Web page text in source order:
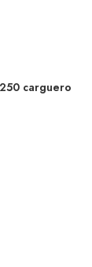
carguero